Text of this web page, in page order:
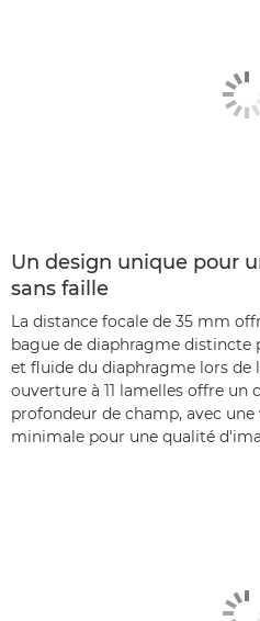
Un design unique pour
sans faille
La distance focale de 35 mm
bague de diaphragme
et fluide du diaphragme lors de
ouverture à 11 lamelles offre un
profondeur de champ, avec
minimale pour une qualité